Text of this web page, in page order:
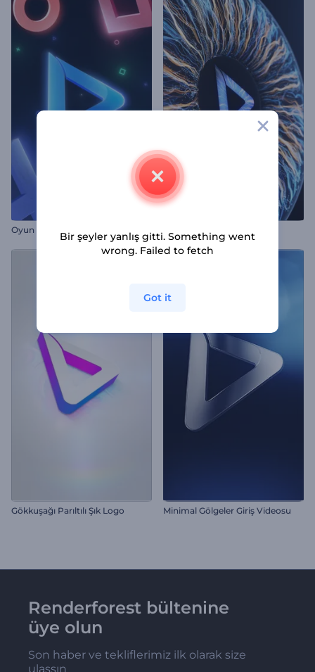
Oyun Kanalı Canlı Giriş Videosu Gerçekçi Göz İntro
Gökkuşağı Parıltılı Şık Logo Minimal Gölgeler Giriş Videosu
Renderforest bültenine
üye olun
Son haber ve tekliflerimiz ilk olarak size
ulaşsın
Bir şeyler yanlış gitti. Something went
wrong. Failed to fetch
Got it